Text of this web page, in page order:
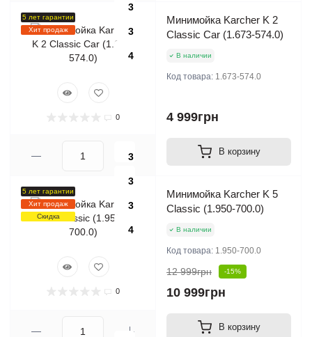
5 лет гарантии
Хит продаж
3
3
4
0
Минимойка Karcher K 2
Classic Car (1.673-574.0)
В наличии
Код товара: 1.673-574.0
4 999грн
В корзину
5 лет гарантии
Хит продаж
Скидка
3
3
3
4
0
Минимойка Karcher K 5
Classic (1.950-700.0)
В наличии
Код товара: 1.950-700.0
12 999грн -15%
10 999грн
В корзину